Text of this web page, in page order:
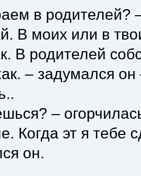
в родителей?
В моих или в
В родителей
– задумался
–
Когда эт я тебе
он.